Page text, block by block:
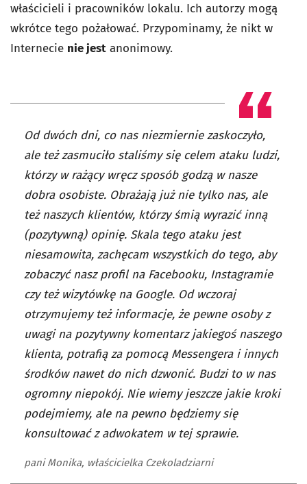
właścicieli i pracowników lokalu. Ich autorzy mogą
wkrótce tego pożałować. Przypominamy, że nikt w
Internecie nie jest anonimowy.
Od dwóch dni, co nas niezmiernie zaskoczyło,
ale też zasmuciło staliśmy się celem ataku ludzi,
którzy w rażący wręcz sposób godzą w nasze
dobra osobiste. Obrażają już nie tylko nas, ale
też naszych klientów, którzy śmią wyrazić inną
(pozytywną) opinię. Skala tego ataku jest
niesamowita, zachęcam wszystkich do tego, aby
zobaczyć nasz profil na Facebooku, Instagramie
czy też wizytówkę na Google. Od wczoraj
otrzymujemy też informacje, że pewne osoby z
uwagi na pozytywny komentarz jakiegoś naszego
klienta, potrafią za pomocą Messengera i innych
środków nawet do nich dzwonić. Budzi to w nas
ogromny niepokój. Nie wiemy jeszcze jakie kroki
podejmiemy, ale na pewno będziemy się
konsultować z adwokatem w tej sprawie.
pani Monika, właścicielka Czekoladziarni